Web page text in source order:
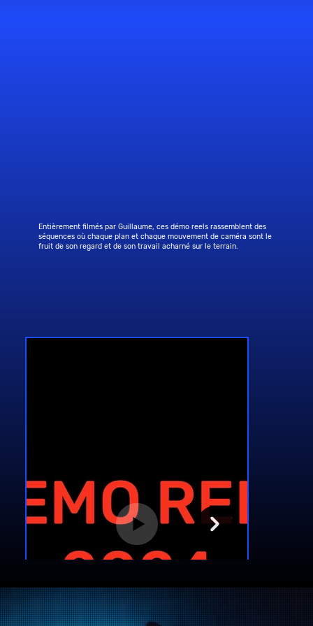
Entièrement filmés par Guillaume, ces démo reels rassemblent des
séquences où chaque plan et chaque mouvement de caméra sont le
fruit de son regard et de son travail acharné sur le terrain.